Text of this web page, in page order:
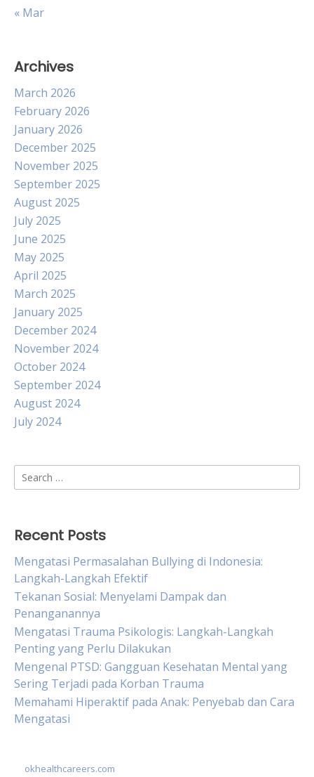
« Mar
Archives
March 2026
February 2026
January 2026
December 2025
November 2025
September 2025
August 2025
July 2025
June 2025
May 2025
April 2025
March 2025
January 2025
December 2024
November 2024
October 2024
September 2024
August 2024
July 2024
Search
for:
Recent Posts
Mengatasi Permasalahan Bullying di Indonesia:
Langkah-Langkah Efektif
Tekanan Sosial: Menyelami Dampak dan
Penanganannya
Mengatasi Trauma Psikologis: Langkah-Langkah
Penting yang Perlu Dilakukan
Mengenal PTSD: Gangguan Kesehatan Mental yang
Sering Terjadi pada Korban Trauma
Memahami Hiperaktif pada Anak: Penyebab dan Cara
Mengatasi
okhealthcareers.com